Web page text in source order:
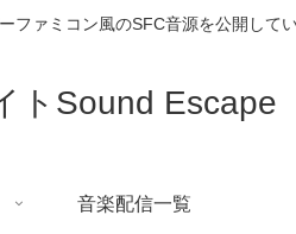
ファミコン風のSFC音源を公開して
トSound Escape
音楽配信一覧